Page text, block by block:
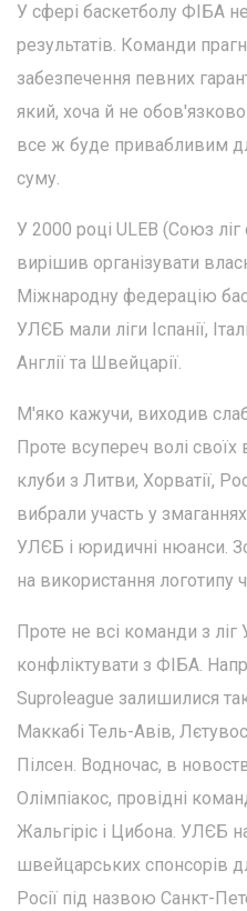
У сфері баскетболу ФІБА
результатів. Команди
забезпечення певних
який, хоча й не
все ж буде привабливим
суму.
У 2000 році ULEB (Союз
вирішив організувати
Міжнародну федерацію
УЛЄБ мали ліги Іспанії,
Англії та Швейцарії.
М'яко кажучи, виходив
Проте всупереч волі своїх
клуби з Литви, Хорватії,
вибрали участь у
УЛЄБ і юридичні нюанси.
на використання логотипу
Проте не всі команди з
конфліктувати з ФІБА.
Suproleague залишилися
Маккабі Тель-Авів,
Пілсен. Водночас, в
Олімпіакос, провідні
Жальгіріс і Цибона. УЛЄБ
швейцарських спонсорів
Росії під назвою Санкт-